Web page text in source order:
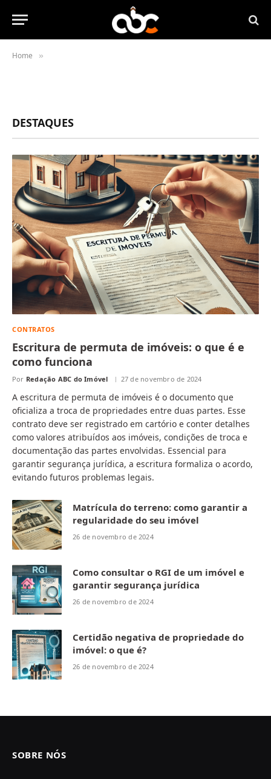
Home »
DESTAQUES
CONTRATOS
Escritura de permuta de imóveis: o que é e
como funciona
Por Redação ABC do Imóvel 27 de novembro de 2024
A escritura de permuta de imóveis é o documento que
oficializa a troca de propriedades entre duas partes. Esse
contrato deve ser registrado em cartório e conter detalhes
como valores atribuídos aos imóveis, condições de troca e
documentação das partes envolvidas. Essencial para
garantir segurança jurídica, a escritura formaliza o acordo,
evitando futuros problemas legais.
Matrícula do terreno: como garantir a
regularidade do seu imóvel
26 de novembro de 2024
Como consultar o RGI de um imóvel e
garantir segurança jurídica
26 de novembro de 2024
Certidão negativa de propriedade do
imóvel: o que é?
26 de novembro de 2024
SOBRE NÓS